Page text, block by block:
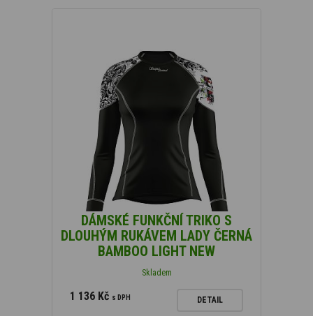
DÁMSKÉ FUNKČNÍ TRIKO S
DLOUHÝM RUKÁVEM LADY ČERNÁ
BAMBOO LIGHT NEW
Skladem
1 136 Kč s DPH DETAIL